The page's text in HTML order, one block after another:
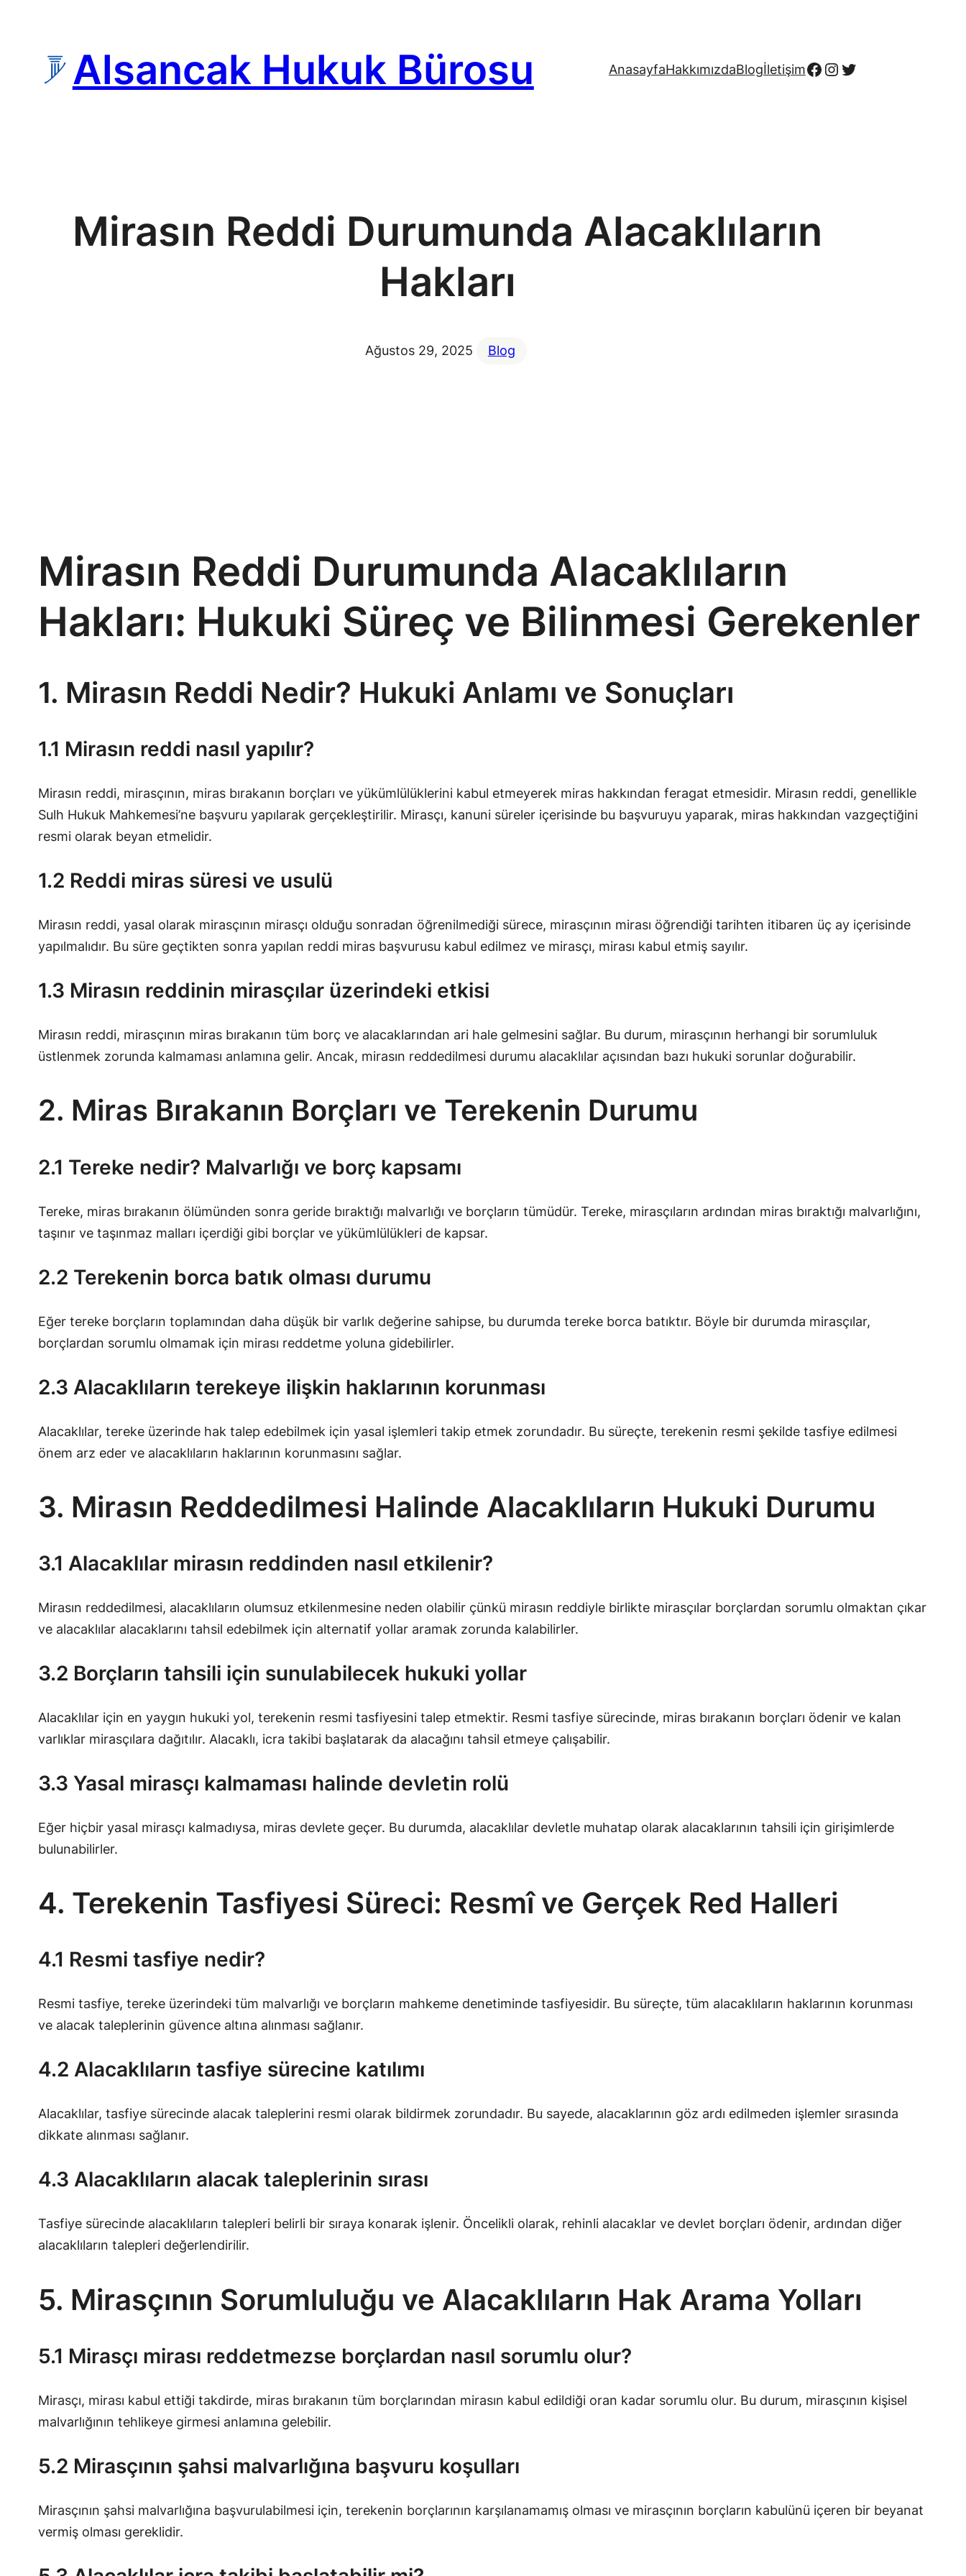
Alsancak Hukuk Bürosu AnasayfaHakkımızdaBlogİletişimFacebook
Instagram
Twitter
Mirasın Reddi Durumunda Alacaklıların
Hakları
Ağustos 29, 2025 Blog
Mirasın Reddi Durumunda Alacaklıların
Hakları: Hukuki Süreç ve Bilinmesi Gerekenler
1. Mirasın Reddi Nedir? Hukuki Anlamı ve Sonuçları
1.1 Mirasın reddi nasıl yapılır?
Mirasın reddi, mirasçının, miras bırakanın borçları ve yükümlülüklerini kabul etmeyerek miras hakkından feragat etmesidir. Mirasın reddi, genellikle
Sulh Hukuk Mahkemesi’ne başvuru yapılarak gerçekleştirilir. Mirasçı, kanuni süreler içerisinde bu başvuruyu yaparak, miras hakkından vazgeçtiğini
resmi olarak beyan etmelidir.
1.2 Reddi miras süresi ve usulü
Mirasın reddi, yasal olarak mirasçının mirasçı olduğu sonradan öğrenilmediği sürece, mirasçının mirası öğrendiği tarihten itibaren üç ay içerisinde
yapılmalıdır. Bu süre geçtikten sonra yapılan reddi miras başvurusu kabul edilmez ve mirasçı, mirası kabul etmiş sayılır.
1.3 Mirasın reddinin mirasçılar üzerindeki etkisi
Mirasın reddi, mirasçının miras bırakanın tüm borç ve alacaklarından ari hale gelmesini sağlar. Bu durum, mirasçının herhangi bir sorumluluk
üstlenmek zorunda kalmaması anlamına gelir. Ancak, mirasın reddedilmesi durumu alacaklılar açısından bazı hukuki sorunlar doğurabilir.
2. Miras Bırakanın Borçları ve Terekenin Durumu
2.1 Tereke nedir? Malvarlığı ve borç kapsamı
Tereke, miras bırakanın ölümünden sonra geride bıraktığı malvarlığı ve borçların tümüdür. Tereke, mirasçıların ardından miras bıraktığı malvarlığını,
taşınır ve taşınmaz malları içerdiği gibi borçlar ve yükümlülükleri de kapsar.
2.2 Terekenin borca batık olması durumu
Eğer tereke borçların toplamından daha düşük bir varlık değerine sahipse, bu durumda tereke borca batıktır. Böyle bir durumda mirasçılar,
borçlardan sorumlu olmamak için mirası reddetme yoluna gidebilirler.
2.3 Alacaklıların terekeye ilişkin haklarının korunması
Alacaklılar, tereke üzerinde hak talep edebilmek için yasal işlemleri takip etmek zorundadır. Bu süreçte, terekenin resmi şekilde tasfiye edilmesi
önem arz eder ve alacaklıların haklarının korunmasını sağlar.
3. Mirasın Reddedilmesi Halinde Alacaklıların Hukuki Durumu
3.1 Alacaklılar mirasın reddinden nasıl etkilenir?
Mirasın reddedilmesi, alacaklıların olumsuz etkilenmesine neden olabilir çünkü mirasın reddiyle birlikte mirasçılar borçlardan sorumlu olmaktan çıkar
ve alacaklılar alacaklarını tahsil edebilmek için alternatif yollar aramak zorunda kalabilirler.
3.2 Borçların tahsili için sunulabilecek hukuki yollar
Alacaklılar için en yaygın hukuki yol, terekenin resmi tasfiyesini talep etmektir. Resmi tasfiye sürecinde, miras bırakanın borçları ödenir ve kalan
varlıklar mirasçılara dağıtılır. Alacaklı, icra takibi başlatarak da alacağını tahsil etmeye çalışabilir.
3.3 Yasal mirasçı kalmaması halinde devletin rolü
Eğer hiçbir yasal mirasçı kalmadıysa, miras devlete geçer. Bu durumda, alacaklılar devletle muhatap olarak alacaklarının tahsili için girişimlerde
bulunabilirler.
4. Terekenin Tasfiyesi Süreci: Resmî ve Gerçek Red Halleri
4.1 Resmi tasfiye nedir?
Resmi tasfiye, tereke üzerindeki tüm malvarlığı ve borçların mahkeme denetiminde tasfiyesidir. Bu süreçte, tüm alacaklıların haklarının korunması
ve alacak taleplerinin güvence altına alınması sağlanır.
4.2 Alacaklıların tasfiye sürecine katılımı
Alacaklılar, tasfiye sürecinde alacak taleplerini resmi olarak bildirmek zorundadır. Bu sayede, alacaklarının göz ardı edilmeden işlemler sırasında
dikkate alınması sağlanır.
4.3 Alacaklıların alacak taleplerinin sırası
Tasfiye sürecinde alacaklıların talepleri belirli bir sıraya konarak işlenir. Öncelikli olarak, rehinli alacaklar ve devlet borçları ödenir, ardından diğer
alacaklıların talepleri değerlendirilir.
5. Mirasçının Sorumluluğu ve Alacaklıların Hak Arama Yolları
5.1 Mirasçı mirası reddetmezse borçlardan nasıl sorumlu olur?
Mirasçı, mirası kabul ettiği takdirde, miras bırakanın tüm borçlarından mirasın kabul edildiği oran kadar sorumlu olur. Bu durum, mirasçının kişisel
malvarlığının tehlikeye girmesi anlamına gelebilir.
5.2 Mirasçının şahsi malvarlığına başvuru koşulları
Mirasçının şahsi malvarlığına başvurulabilmesi için, terekenin borçlarının karşılanamamış olması ve mirasçının borçların kabulünü içeren bir beyanat
vermiş olması gereklidir.